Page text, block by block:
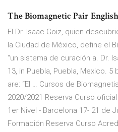
The Biomagnetic Pair
El Dr. Isaac Goiz, quien
la Ciudad de México, define el
“un sistema de curación a. Dr.
13, in Puebla, Puebla, Mexico.
are: “El … Cursos de
2020/2021 Reserva Curso
1er Nivel - Barcelona 17- 21 de
Formación Reserva Curso